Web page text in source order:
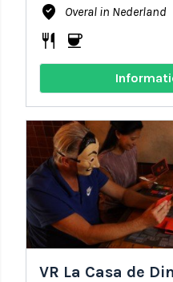
where_to_vote Overal in Nederland
restaurant coffee
VR La Casa de